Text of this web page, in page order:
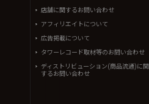
店舗に関するお問い合わせ
アフィリエイトについて
広告掲載について
タワーレコード取材等のお問い合わせ
ディストリビューション(商品流通)に関
するお問い合わせ